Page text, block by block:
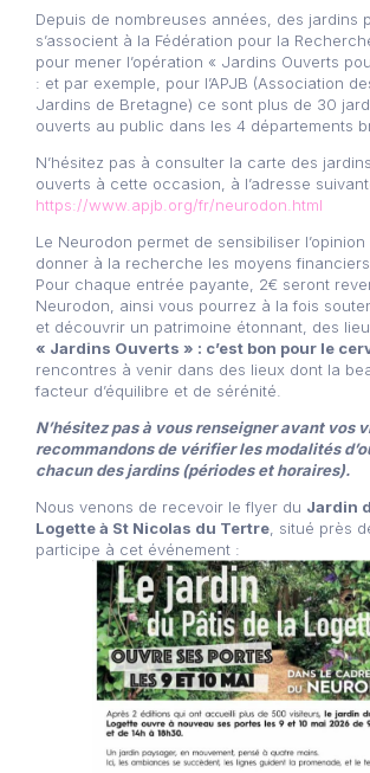
Depuis de nombreuses années, des jardins
s’associent à la Fédération pour la
pour mener l’opération « Jardins Ouverts
: et par exemple, pour l’APJB (Association
Jardins de Bretagne) ce sont plus de 30
ouverts au public dans les 4 départements
N’hésitez pas à consulter la carte des
ouverts à cette occasion, à l’adresse
https://www.apjb.org/fr/neurodon.html
Le Neurodon permet de sensibiliser
donner à la recherche les moyens
Pour chaque entrée payante, 2€ seront
Neurodon, ainsi vous pourrez à la fois
et découvrir un patrimoine étonnant, des
« Jardins Ouverts » : c’est bon pour le
rencontres à venir dans des lieux dont la
facteur d’équilibre et de sérénité.
N’hésitez pas à vous renseigner avant vos
recommandons de vérifier les modalités
chacun des jardins (périodes et horaires).
Nous venons de recevoir le flyer du Jardin
Logette à St Nicolas du Tertre , situé près
participe à cet événement :